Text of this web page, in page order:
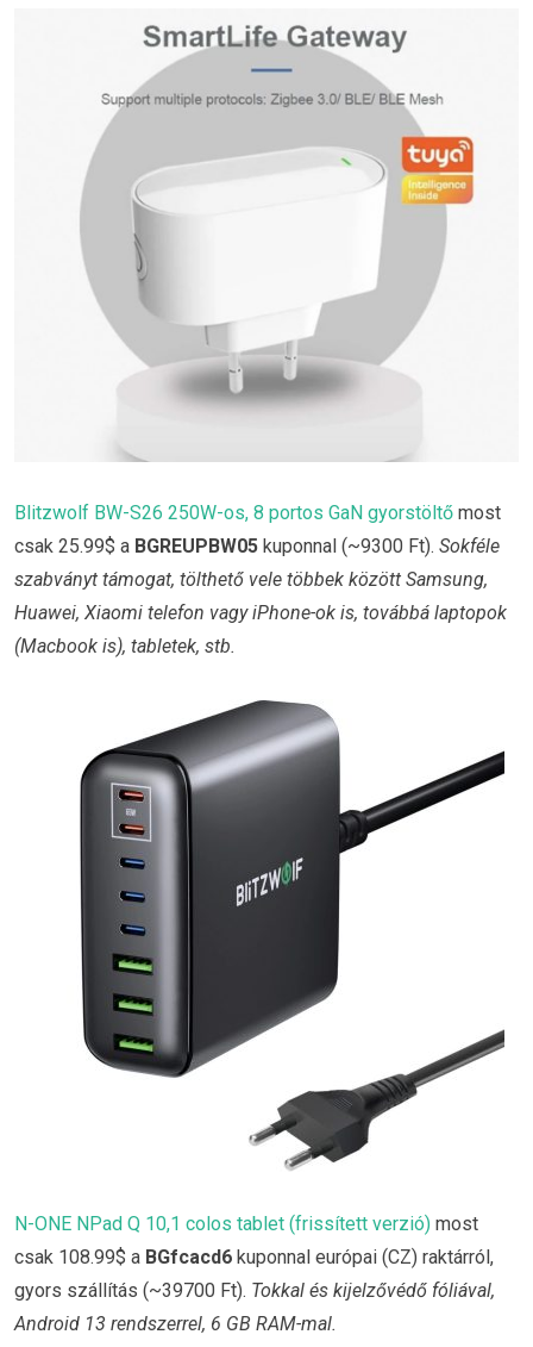
Blitzwolf BW-S26 250W-os, 8 portos GaN gyorstöltő most
csak 25.99$ a BGREUPBW05 kuponnal (~9300 Ft). Sokféle
szabványt támogat, tölthető vele többek között Samsung,
Huawei, Xiaomi telefon vagy iPhone-ok is, továbbá laptopok
(Macbook is), tabletek, stb.
N-ONE NPad Q 10,1 colos tablet (frissített verzió) most
csak 108.99$ a BGfcacd6 kuponnal európai (CZ) raktárról,
gyors szállítás (~39700 Ft). Tokkal és kijelzővédő fóliával,
Android 13 rendszerrel, 6 GB RAM-mal.